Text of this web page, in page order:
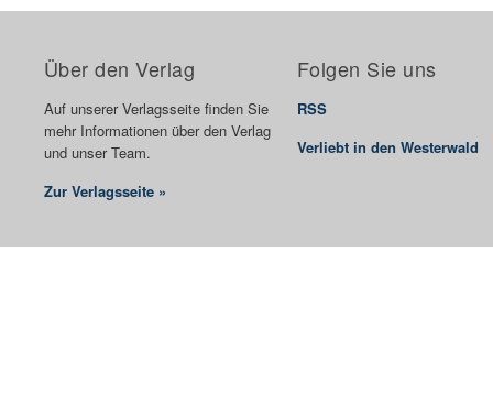
Über den Verlag
Auf unserer Verlagsseite finden Sie
mehr Informationen über den Verlag
und unser Team.
Zur Verlagsseite »
Folgen Sie uns
RSS
Verliebt in den Westerwald